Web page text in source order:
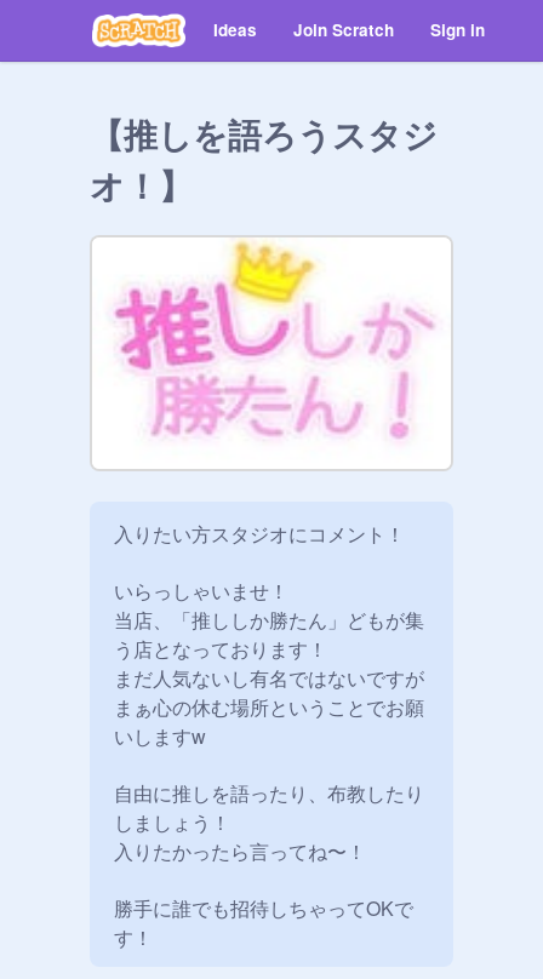
Ideas Join Scratch Sign in
【推しを語ろうスタジ
オ！】
入りたい方スタジオにコメント！
いらっしゃいませ！
当店、「推ししか勝たん」どもが集
う店となっております！
まだ人気ないし有名ではないですが
まぁ心の休む場所ということでお願
いしますw
自由に推しを語ったり、布教したり
しましょう！
入りたかったら言ってね〜！
勝手に誰でも招待しちゃってOKで
す！